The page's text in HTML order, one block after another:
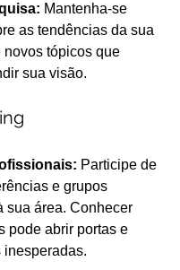
Mantenha-se
as tendências da sua
novos tópicos que
sua visão.
Participe de
e grupos
sua área. Conhecer
pode abrir portas e